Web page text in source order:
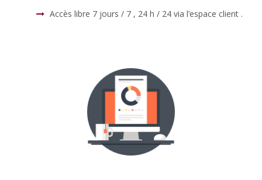
Accès libre 7 jours / 7 , 24 h / 24 via l’espace client .